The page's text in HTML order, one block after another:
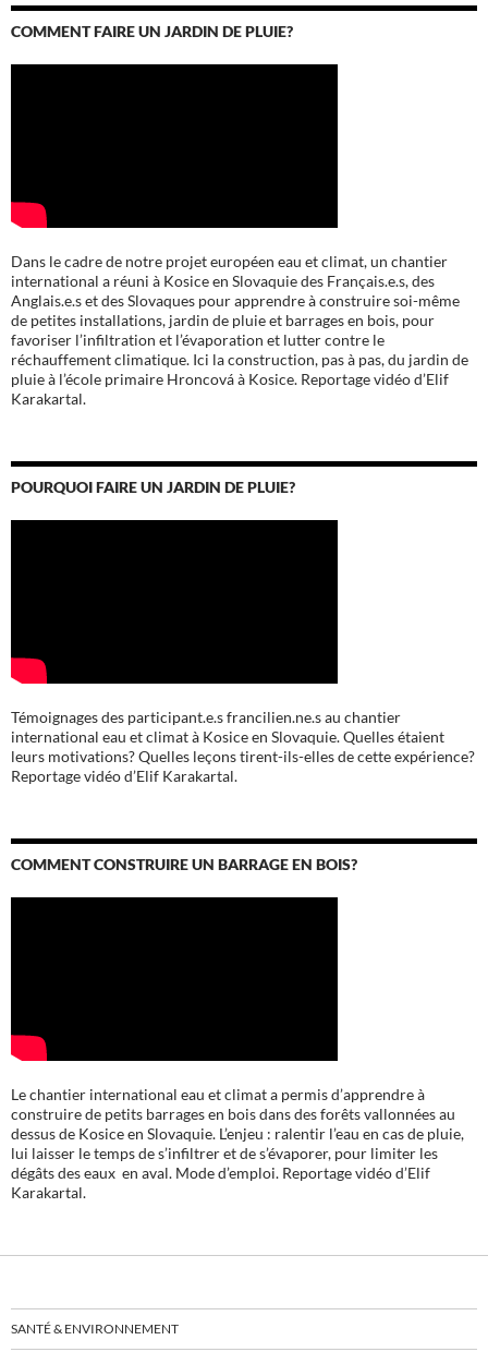
COMMENT FAIRE UN JARDIN DE PLUIE?
Dans le cadre de notre projet européen eau et climat, un chantier
international a réuni à Kosice en Slovaquie des Français.e.s, des
Anglais.e.s et des Slovaques pour apprendre à construire soi-même
de petites installations, jardin de pluie et barrages en bois, pour
favoriser l’infiltration et l’évaporation et lutter contre le
réchauffement climatique. Ici la construction, pas à pas, du jardin de
pluie à l’école primaire Hroncová à Kosice. Reportage vidéo d’Elif
Karakartal.
POURQUOI FAIRE UN JARDIN DE PLUIE?
Témoignages des participant.e.s francilien.ne.s au chantier
international eau et climat à Kosice en Slovaquie. Quelles étaient
leurs motivations? Quelles leçons tirent-ils-elles de cette expérience?
Reportage vidéo d’Elif Karakartal.
COMMENT CONSTRUIRE UN BARRAGE EN BOIS?
Le chantier international eau et climat a permis d’apprendre à
construire de petits barrages en bois dans des forêts vallonnées au
dessus de Kosice en Slovaquie. L’enjeu : ralentir l’eau en cas de pluie,
lui laisser le temps de s’infiltrer et de s’évaporer, pour limiter les
dégâts des eaux en aval. Mode d’emploi. Reportage vidéo d’Elif
Karakartal.
SANTÉ & ENVIRONNEMENT